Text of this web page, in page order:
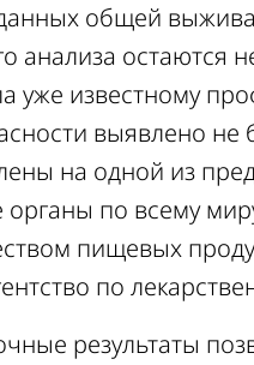
общей
анализа остаются
уже известному
выявлено не
на одной из
органы по всему
пищевых
по
результаты